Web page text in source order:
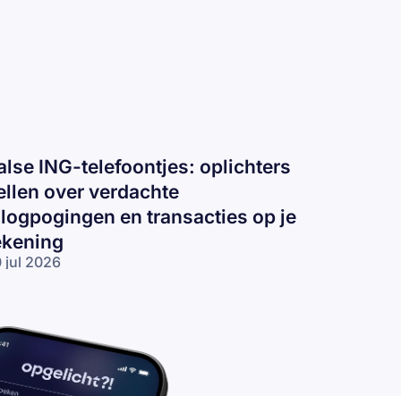
ING-telefoontjes: oplichters
over verdachte
en transacties op je
jul 2026
over
transacties